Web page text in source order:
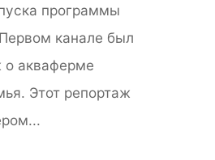
программы
канале был
о акваферме
Этот репортаж